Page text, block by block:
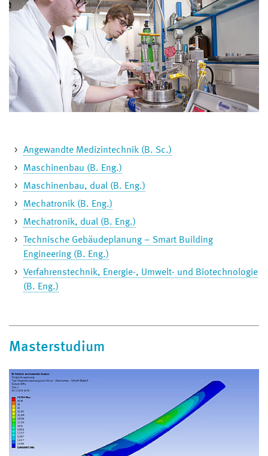
Angewandte Medizintechnik (B. Sc.)
Maschinenbau (B. Eng.)
Maschinenbau, dual (B. Eng.)
Mechatronik (B. Eng.)
Mechatronik, dual (B. Eng.)
Technische Gebäudeplanung – Smart Building
Engineering (B. Eng.)
Verfahrenstechnik, Energie-, Umwelt- und Biotechnologie
(B. Eng.)
Masterstudium